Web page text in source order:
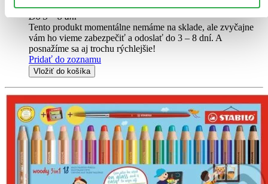
10,70 €
Do 3 – 8 dní
Tento produkt momentálne nemáme na sklade, ale zvyčajne
vám ho vieme zabezpečiť a odoslať do 3 – 8 dní. A
posnažíme sa aj trochu rýchlejšie!
Pridať do zoznamu
Vložiť do košíka